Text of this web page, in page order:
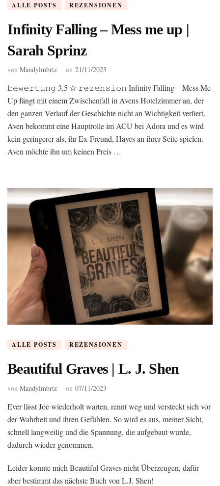
ALLE POSTS REZENSIONEN
Infinity Falling – Mess me up |
Sarah Sprinz
von Mandylmbrtz on 21/11/2023
𝚋𝚎𝚠𝚎𝚛𝚝𝚞𝚗𝚐 3,5 ☆ 𝚛𝚎𝚣𝚎𝚗𝚜𝚒𝚘𝚗 Infinity Falling – Mess Me
Up fängt mit einem Zwischenfall in Avens Hotelzimmer an, der
den ganzen Verlauf der Geschichte nicht an Wichtigkeit verliert.
Aven bekommt eine Hauptrolle im ACU bei Adora und es wird
kein geringerer als, ihr Ex-Freund, Hayes an ihrer Seite spielen.
Aven möchte ihn um keinen Preis …
ALLE POSTS REZENSIONEN
Beautiful Graves | L. J. Shen
von Mandylmbrtz on 07/11/2023
Ever lässt Joe wiederholt warten, rennt weg und versteckt sich vor
der Wahrheit und ihren Gefühlen. So wird es aus, meiner Sicht,
schnell langweilig und die Spannung, die aufgebaut wurde,
dadurch wieder genommen.
Leider konnte mich Beautiful Graves nicht Überzeugen, dafür
aber bestimmt das nächste Buch von L.J. Shen!